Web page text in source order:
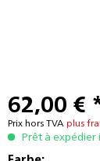
62,00 €
Prix hors TVA plus
Prêt à